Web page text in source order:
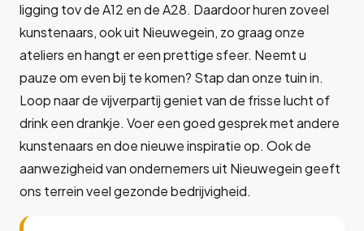
ligging tov de A12 en de A28. Daardoor huren zoveel
kunstenaars, ook uit Nieuwegein, zo graag onze
ateliers en hangt er een prettige sfeer. Neemt u
pauze om even bij te komen? Stap dan onze tuin in.
Loop naar de vijverpartij geniet van de frisse lucht of
drink een drankje. Voer een goed gesprek met andere
kunstenaars en doe nieuwe inspiratie op. Ook de
aanwezigheid van ondernemers uit Nieuwegein geeft
ons terrein veel gezonde bedrijvigheid.